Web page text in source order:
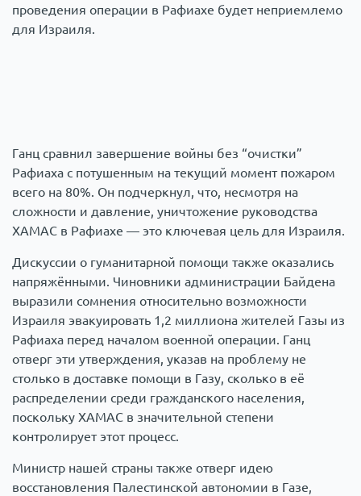
проведения операции в Рафиахе будет неприемлемо
для Израиля.
Ганц сравнил завершение войны без “очистки”
Рафиаха с потушенным на текущий момент пожаром
всего на 80%. Он подчеркнул, что, несмотря на
сложности и давление, уничтожение руководства
ХАМАС в Рафиахе — это ключевая цель для Израиля.
Дискуссии о гуманитарной помощи также оказались
напряжёнными. Чиновники администрации Байдена
выразили сомнения относительно возможности
Израиля эвакуировать 1,2 миллиона жителей Газы из
Рафиаха перед началом военной операции. Ганц
отверг эти утверждения, указав на проблему не
столько в доставке помощи в Газу, сколько в её
распределении среди гражданского населения,
поскольку ХАМАС в значительной степени
контролирует этот процесс.
Министр нашей страны также отверг идею
восстановления Палестинской автономии в Газе,